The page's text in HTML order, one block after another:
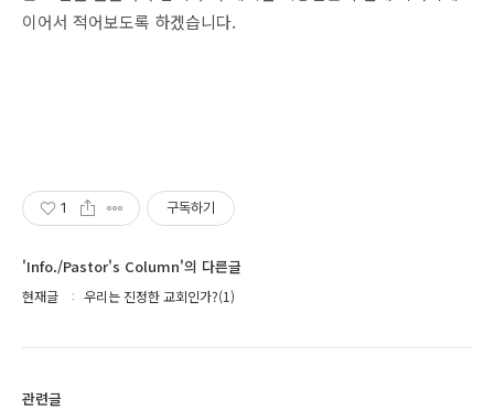
이어서 적어보도록 하겠습니다.
1 구독하기
'Info./Pastor's Column'의 다른글
현재글 우리는 진정한 교회인가?(1)
관련글